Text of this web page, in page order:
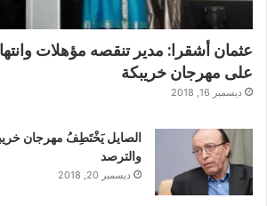
عثمان أشقرا: مدير تنقصه مؤهلات
على مهرجان خريبكة
ديسمبر 16, 2018
الصايل يَخْتَطِفُ مهرجان
والترصد
ديسمبر 20, 2018